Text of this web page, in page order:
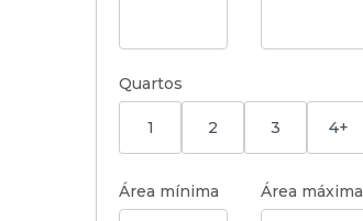
Quartos
1 2 3 4+
Área mínima Área máxima